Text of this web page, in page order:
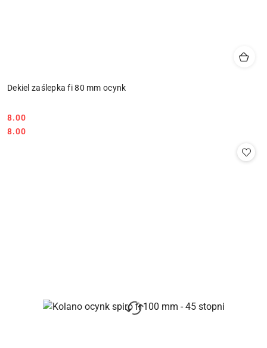
Dekiel zaślepka fi 80 mm ocynk
Cena:
8.00
Cena:
8.00